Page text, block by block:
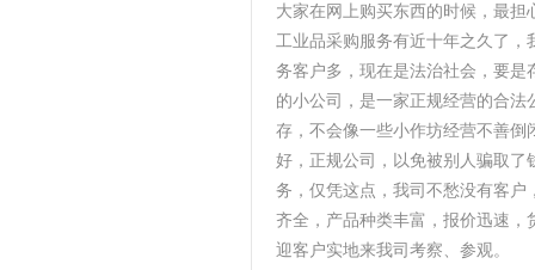
大家在网上购买东西的时候，最
工业品采购服务有近十年之久了
务客户多，现在是法治社会，要
的小公司，是一家正规经营的合
存，不会像一些小作坊经营不善
好，正规公司，以免被别人骗取
务，仅凭这点，我司不愁没有客
齐全，产品种类丰富，报价迅速
迎客户实地来我司考察、参观。